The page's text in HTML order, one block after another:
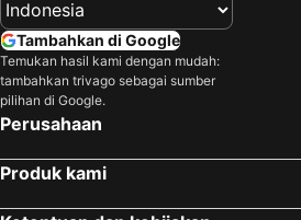
Tambahkan di Google
Temukan hasil kami dengan mudah:
tambahkan trivago sebagai sumber
pilihan di Google.
Perusahaan
Produk kami